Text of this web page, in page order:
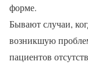
форме.
Бывают случаи,
возникшую
пациентов